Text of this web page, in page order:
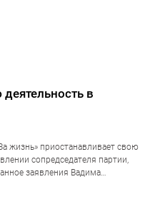
в
жизнь» приостанавливает свою
сопредседателя партии,
заявления Вадима
как партия мира! Но сейчас